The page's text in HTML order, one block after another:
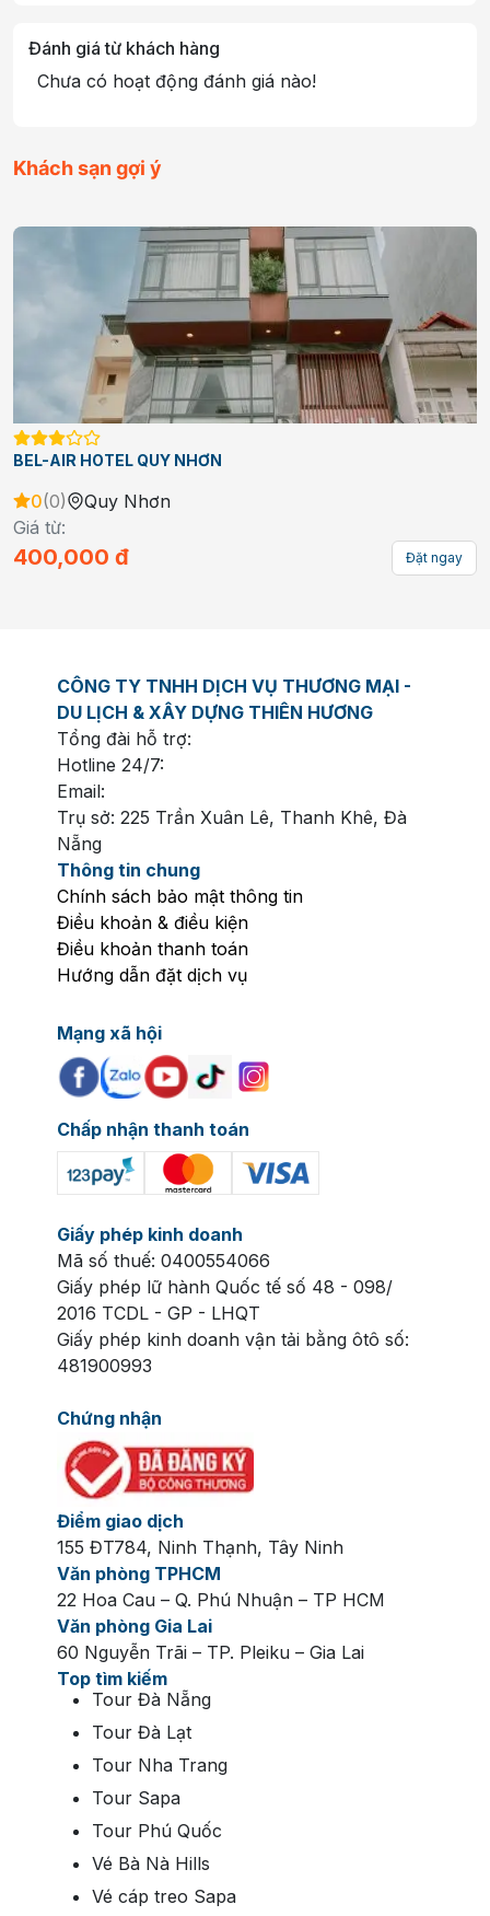
Đánh giá từ khách hàng
Chưa có hoạt động đánh giá nào!
Khách sạn gợi ý
BEL-AIR HOTEL QUY NHƠN
0(0)
Quy Nhơn
Giá từ:
400,000 đ Đặt ngay
CÔNG TY TNHH DỊCH VỤ THƯƠNG MẠI -
DU LỊCH & XÂY DỰNG THIÊN HƯƠNG
Tổng đài hỗ trợ:
Hotline 24/7:
Email:
Trụ sở: 225 Trần Xuân Lê, Thanh Khê, Đà
Nẵng
Thông tin chung
Chính sách bảo mật thông tin
Điều khoản & điều kiện
Điều khoản thanh toán
Hướng dẫn đặt dịch vụ
Mạng xã hội
Chấp nhận thanh toán
Giấy phép kinh doanh
Mã số thuế: 0400554066
Giấy phép lữ hành Quốc tế số 48 - 098/
2016 TCDL - GP - LHQT
Giấy phép kinh doanh vận tải bằng ôtô số:
481900993
Chứng nhận
Điểm giao dịch
155 ĐT784, Ninh Thạnh, Tây Ninh
Văn phòng TPHCM
22 Hoa Cau – Q. Phú Nhuận – TP HCM
Văn phòng Gia Lai
60 Nguyễn Trãi – TP. Pleiku – Gia Lai
Top tìm kiếm
Tour Đà Nẵng
Tour Đà Lạt
Tour Nha Trang
Tour Sapa
Tour Phú Quốc
Vé Bà Nà Hills
Vé cáp treo Sapa